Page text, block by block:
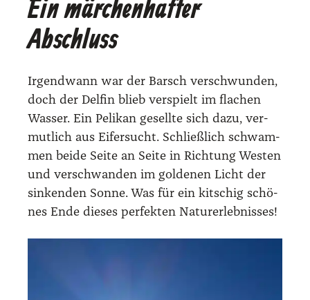
Ein märchenhafter
Abschluss
Irgend­wann war der Barsch ver­schwun­den,
doch der Del­fin blieb ver­spielt im fla­chen
Was­ser. Ein Peli­kan gesell­te sich dazu, ver­
mut­lich aus Eifer­sucht. Schließ­lich schwam­
men bei­de Sei­te an Sei­te in Rich­tung Wes­ten
und ver­schwan­den im gol­de­nen Licht der
sin­ken­den Son­ne. Was für ein kit­schig schö­
nes Ende die­ses per­fek­ten Natur­er­leb­nis­ses!